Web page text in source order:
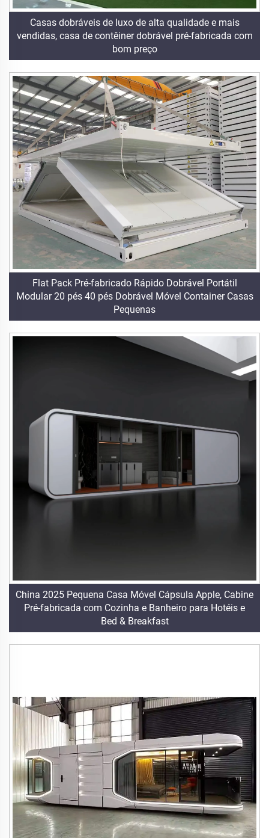
Casas dobráveis de luxo de alta qualidade e mais
vendidas, casa de contêiner dobrável pré-fabricada com
bom preço
Flat Pack Pré-fabricado Rápido Dobrável Portátil
Modular 20 pés 40 pés Dobrável Móvel Container Casas
Pequenas
China 2025 Pequena Casa Móvel Cápsula Apple, Cabine
Pré-fabricada com Cozinha e Banheiro para Hotéis e
Bed & Breakfast